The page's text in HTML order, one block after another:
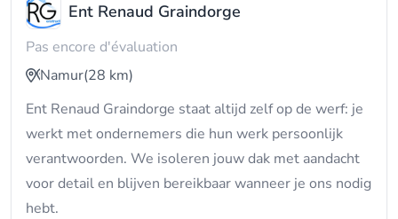
Ent Renaud Graindorge
Pas encore d'évaluation
Namur(28 km)
Ent Renaud Graindorge staat altijd zelf op de werf: je
werkt met ondernemers die hun werk persoonlijk
verantwoorden. We isoleren jouw dak met aandacht
voor detail en blijven bereikbaar wanneer je ons nodig
hebt.